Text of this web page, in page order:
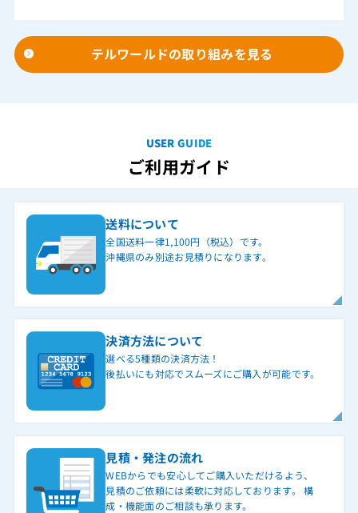
テルワールドの取り組みを見る
USER GUIDE
ご利用ガイド
送料について
全国送料一律1,100円（税込）です。
沖縄県のみ別途お見積りになります。
決済方法について
選べる5種類の決済方法！
後払いにも対応でスムーズにご購入が可能です。
見積・発注の流れ
WEBからでも安心してご購入いただけるよう、
見積のご依頼には柔軟に対応しております。 構
成・機能面のご相談も承ります。